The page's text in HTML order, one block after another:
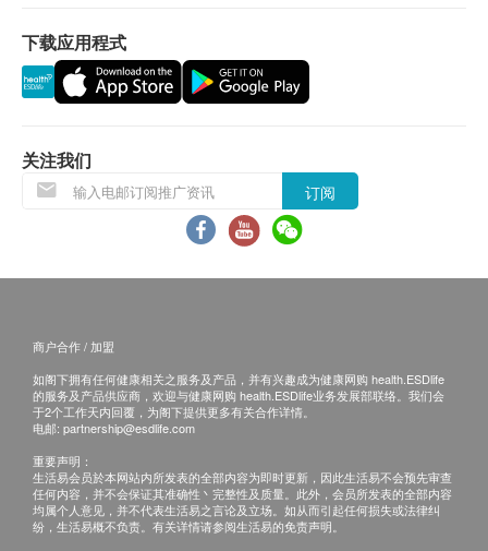
账户” *以电子水券换领有关产品客户服务热线
2660-6688
备注: * 须以客户编号及个人密码操作
款、转让或兑换现金或其他货品，与及不适用于任
何临时更改的送货地址。
屈臣氏蒸馏水只接受在香港的指定送货的帐单地址
的订单。送货服务不适用于偏远地区(例如: 禁区)
所有订单须视乎相关货品的供应情况作最后确认。
若本公司未能提供任何已订购的产品或服务，本公
司有权拒绝接受该订单及最迟于送货日或以前通知
客户。
若要取消或更改任何订单，客户同意有责任最少在
送货日前一个工作天的辨公时间#内通知屈臣氏蒸
馏水客户服务中心，否则须向屈臣氏蒸馏水支付附
步行不多于20级楼梯之楼层。
位于无升降机设施的楼层或相应的送货路程，
由第21至40级楼梯将收取每层每件货品港币5
订购须知
电子商店只接受在香港的指定送货的帐单地址
您向我们订购产品时，即表示您同意按照本条
款及细则向我们提出购物请求。收到您的订单
覆并不代表我们已经接受您的订单。倘若我们
使用的信用咭导致之付款问题或任何其他原
因，我们有权拒绝接受该订单。倘若我们无法
过电话或电邮通知阁下。
阁下的订购请求获我们接受后，我们会与您确
认接受订单，并同时通知您送货的时间和日
下载应用程式
关注我们
订阅
商户合作 / 加盟
如阁下拥有任何健康相关之服务及产品，并有兴趣成为健康网购 health.ESDlife
的服务及产品供应商，欢迎与健康网购 health.ESDlife业务发展部联络。我们会
于2个工作天内回覆，为阁下提供更多有关合作详情。
电邮: partnership@esdlife.com
重要声明：
生活易会员於本网站内所发表的全部内容为即时更新，因此生活易不会预先审查
任何内容，并不会保证其准确性丶完整性及质量。此外，会员所发表的全部内容
均属个人意见，并不代表生活易之言论及立场。如从而引起任何损失或法律纠
纷，生活易概不负责。有关详情请参阅生活易的免责声明。